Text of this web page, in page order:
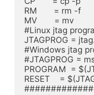
RM       = rm -f
MV       = mv
#Linux jtag
JTAGPROG =
#Windows jtag
#JTAGPROG =
PROGRAM  =
RESET    =